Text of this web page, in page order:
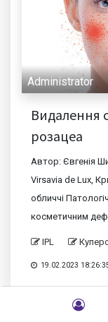
Administrator
Видалення
розацеа
Автор: Євгенія
Virsavia de Lux,
обличчі
косметичним
IPL
19.02.2023